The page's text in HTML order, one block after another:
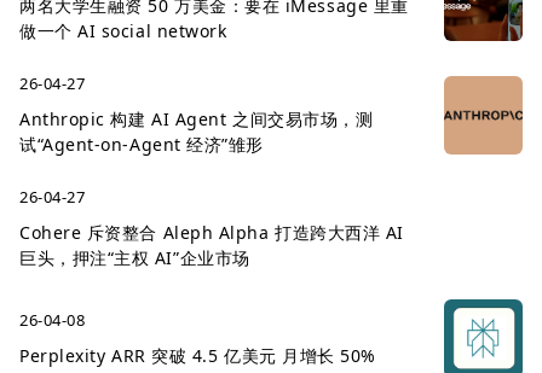
两名大学生融资 50 万美金：要在 iMessage 里重
做一个 AI social network
26-04-27
Anthropic 构建 AI Agent 之间交易市场，测
试“Agent-on-Agent 经济”雏形
26-04-27
Cohere 斥资整合 Aleph Alpha 打造跨大西洋 AI
巨头，押注“主权 AI”企业市场
26-04-08
Perplexity ARR 突破 4.5 亿美元 月增长 50%